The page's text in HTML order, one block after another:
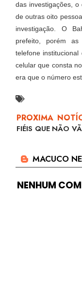
das investigações,
de outras oito
investigação. O
prefeito, porém as
telefone
celular que consta
era que o número
FIÉIS QUE NÃO
NENHUM